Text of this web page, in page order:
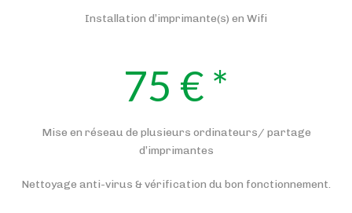
Installation d’imprimante(s) en Wifi
75 € *
Mise en réseau de plusieurs ordinateurs/ partage
d’imprimantes
Nettoyage anti-virus & vérification du bon fonctionnement.